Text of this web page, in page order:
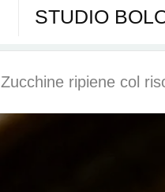
STUDIO
Zucchine ripiene col